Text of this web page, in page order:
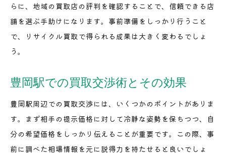
らに、地域の買取店の評判を確認することで、信頼できる店
舗を選ぶ手助けになります。事前準備をしっかり行うこと
で、リサイクル買取で得られる成果は大きく変わるでしょ
う。
豊岡駅での買取交渉術とその効果
豊岡駅周辺での買取交渉には、いくつかのポイントがありま
す。まず相手の提示価格に対して冷静な姿勢を保ちつつ、自
分の希望価格をしっかり伝えることが重要です。この際、事
前に調べた相場情報を元に説得力を持たせると良いでしょ